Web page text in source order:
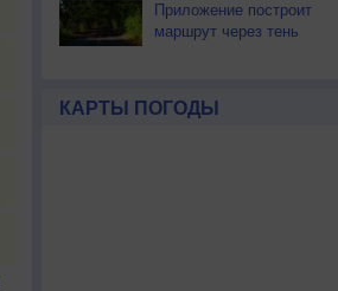
Приложение построит
маршрут через тень
КАРТЫ ПОГОДЫ